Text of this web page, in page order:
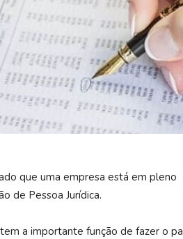
que uma empresa está em pleno
de Pessoa Jurídica.
a importante função de fazer o